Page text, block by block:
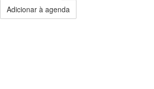
Adicionar à agenda